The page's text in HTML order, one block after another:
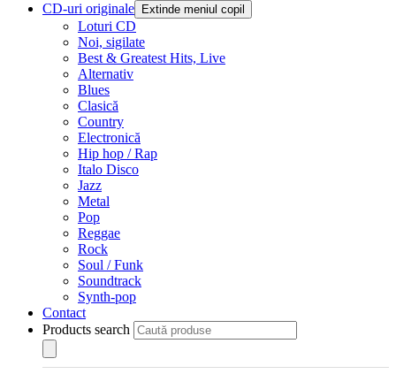
CD-uri originale
Extinde meniul copil
Loturi CD
Noi, sigilate
Best & Greatest Hits, Live
Alternativ
Blues
Clasică
Country
Electronică
Hip hop / Rap
Italo Disco
Jazz
Metal
Pop
Reggae
Rock
Soul / Funk
Soundtrack
Synth-pop
Contact
Products search